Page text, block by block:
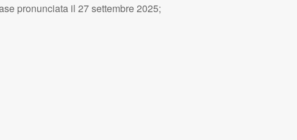
pronunciata il 27 settembre 2025;